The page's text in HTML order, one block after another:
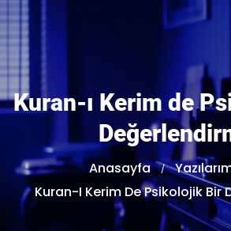
Kuran-ı Kerim de
Anasayfa
Kuran-I Kerim De Psikolojik Bir